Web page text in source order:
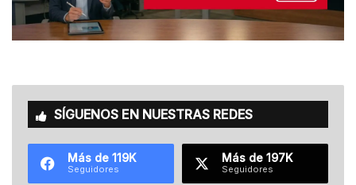
SÍGUENOS EN NUESTRAS REDES
Más de 119K
Seguidores
Más de 197K
Seguidores